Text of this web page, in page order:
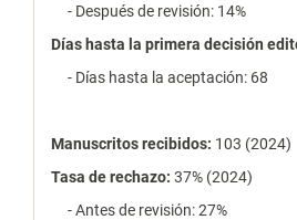
- Después de revisión: 14%
Días hasta la primera decisión
- Días hasta la aceptación: 68
Manuscritos recibidos: 103 (2024)
Tasa de rechazo: 37% (2024)
- Antes de revisión: 27%